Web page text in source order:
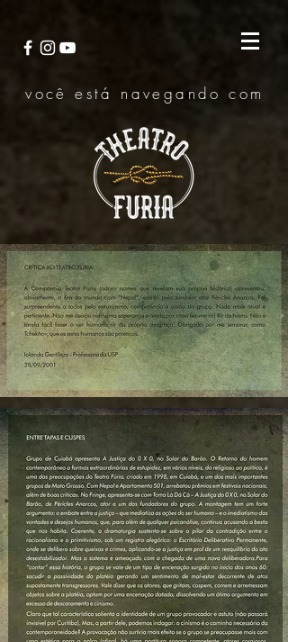
você está navegando com